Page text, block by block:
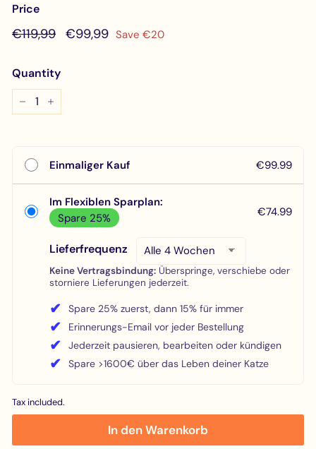
Price
Regular
€119,99€119,99
Sale
€99,99 €99,99
Save €20
Quantity
+
Einmaliger Kauf €99.99
Im Flexiblen Sparplan:
Spare 25%
€74.99
Lieferfrequenz
Keine Vertragsbindung:Überspringe, verschiebe oder
storniere Lieferungen jederzeit.
✔ Spare 25% zuerst, dann 15% für immer
✔ Erinnerungs-Email vor jeder Bestellung
✔ Jederzeit pausieren, bearbeiten oder kündigen
✔ Spare >1600€ über das Leben deiner Katze
Tax included.
In den Warenkorb